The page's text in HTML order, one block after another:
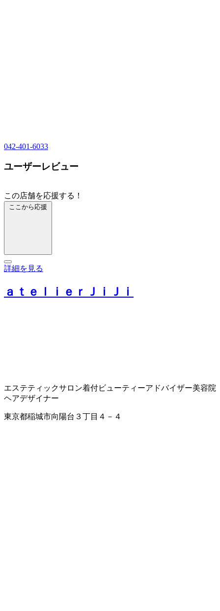
042-401-6033
ユーザーレビュー
この店舗を応援する！
ここから応援
詳細を見る
ａｔｅｌｉｅｒＪｉＪｉ
エステティックサロン着付ビューティーアドバイザー美容院
ヘアデザイナー
東京都稲城市向陽台３丁目４－４